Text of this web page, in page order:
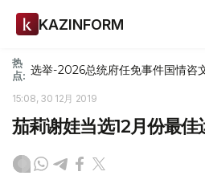
KAZINFORM
热
点: 选举-2026总统府任免事件国情咨
15:08, 30 12月 2019
茄莉谢娃当选12月份最佳